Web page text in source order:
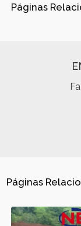
Páginas
Páginas